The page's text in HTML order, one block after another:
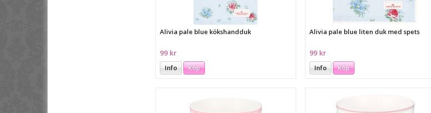
Alivia pale blue kökshandduk
99 kr
Info Köp
Alivia pale blue liten duk med spets
99 kr
Info Köp